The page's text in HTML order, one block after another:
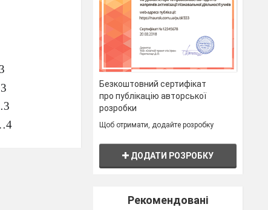
Безкоштовний сертифікат
про публікацію авторської
розробки
Щоб отримати, додайте розробку
ДОДАТИ РОЗРОБКУ
Рекомендовані